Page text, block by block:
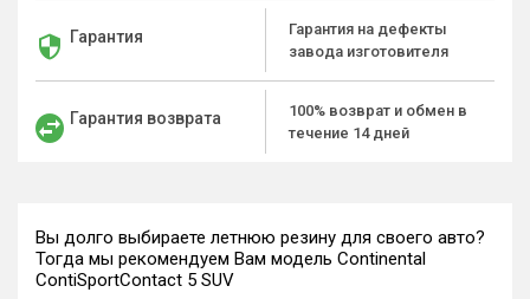
Гарантия
Гарантия на дефекты
завода изготовителя
Гарантия возврата
100% возврат и обмен в
течение 14 дней
Вы долго выбираете летнюю резину для своего авто?
Тогда мы рекомендуем Вам модель Continental
ContiSportContact 5 SUV